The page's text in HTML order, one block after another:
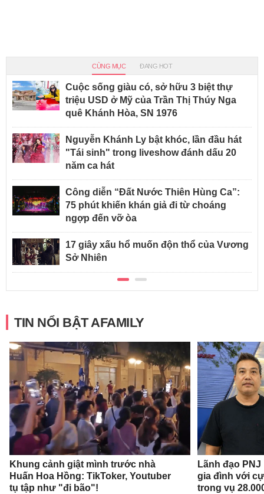
CÙNG MỤC ĐANG HOT
Cuộc sống giàu có, sở hữu 3 biệt thự
triệu USD ở Mỹ của Trần Thị Thúy Nga
quê Khánh Hòa, SN 1976
Nguyễn Khánh Ly bật khóc, lần đầu hát
"Tái sinh" trong liveshow đánh dấu 20
năm ca hát
Công diễn “Đất Nước Thiên Hùng Ca”:
75 phút khiến khán giả đi từ choáng
ngợp đến vỡ òa
17 giây xấu hổ muốn độn thổ của Vương
Sở Nhiên
TIN NỔI BẬT AFAMILY
Khung cảnh giật mình trước nhà
Huấn Hoa Hồng: TikToker, Youtuber
tụ tập như "đi bão"!
Lãnh đạo
gia đình với
trong vụ